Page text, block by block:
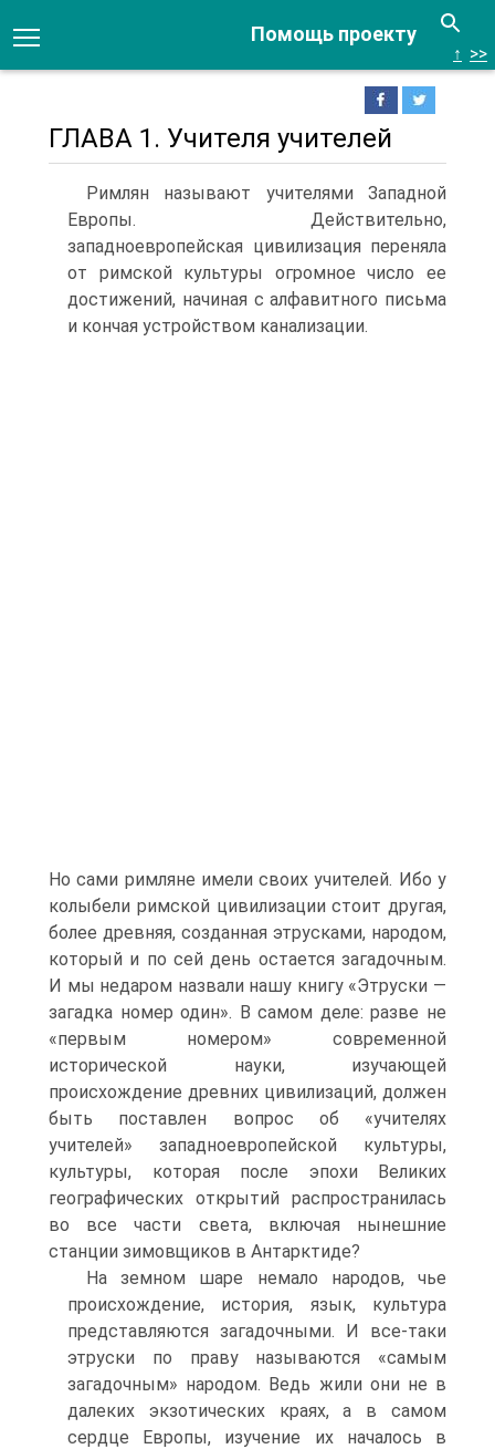
Помощь проекту
↑ >>
ГЛАВА 1. Учителя учителей
Римлян называют учителями Западной
Европы. Действительно,
западноевропейская цивилизация переняла
от римской культуры огромное число ее
достижений, начиная с алфавитного письма
и кончая устройством канализации.
Но сами римляне имели своих учителей. Ибо у
колыбели римской цивилизации стоит другая,
более древняя, созданная этрусками, народом,
который и по сей день остается загадочным.
И мы недаром назвали нашу книгу «Этруски —
загадка номер один». В самом деле: разве не
«первым номером» современной
исторической науки, изучающей
происхождение древних цивилизаций, должен
быть поставлен вопрос об «учителях
учителей» западноевропейской культуры,
культуры, которая после эпохи Великих
географических открытий распространилась
во все части света, включая нынешние
станции зимовщиков в Антарктиде?
На земном шаре немало народов, чье
происхождение, история, язык, культура
представляются загадочными. И все-таки
этруски по праву называются «самым
загадочным» народом. Ведь жили они не в
далеких экзотических краях, а в самом
сердце Европы, изучение их началось в